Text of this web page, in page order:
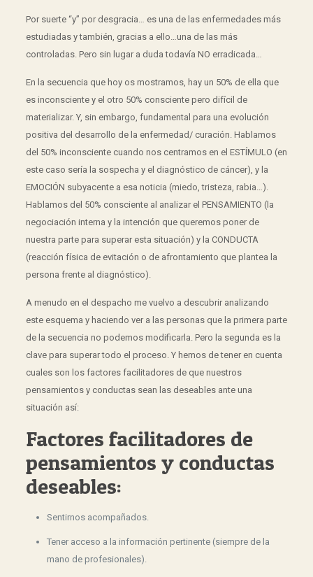
Por suerte “y” por desgracia… es una de las enfermedades más
estudiadas y también, gracias a ello…una de las más
controladas. Pero sin lugar a duda todavía NO erradicada…
En la secuencia que hoy os mostramos, hay un 50% de ella que
es inconsciente y el otro 50% consciente pero difícil de
materializar. Y, sin embargo, fundamental para una evolución
positiva del desarrollo de la enfermedad/ curación. Hablamos
del 50% inconsciente cuando nos centramos en el ESTÍMULO (en
este caso sería la sospecha y el diagnóstico de cáncer), y la
EMOCIÓN subyacente a esa noticia (miedo, tristeza, rabia…).
Hablamos del 50% consciente al analizar el PENSAMIENTO (la
negociación interna y la intención que queremos poner de
nuestra parte para superar esta situación) y la CONDUCTA
(reacción física de evitación o de afrontamiento que plantea la
persona frente al diagnóstico).
A menudo en el despacho me vuelvo a descubrir analizando
este esquema y haciendo ver a las personas que la primera parte
de la secuencia no podemos modificarla. Pero la segunda es la
clave para superar todo el proceso. Y hemos de tener en cuenta
cuales son los factores facilitadores de que nuestros
pensamientos y conductas sean las deseables ante una
situación así:
Factores facilitadores de
pensamientos y conductas
deseables:
Sentirnos acompañados.
Tener acceso a la información pertinente (siempre de la
mano de profesionales).